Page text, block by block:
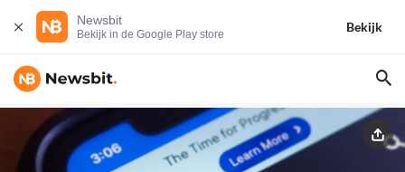
Newsbit
Bekijk in de Google Play store
Bekijk